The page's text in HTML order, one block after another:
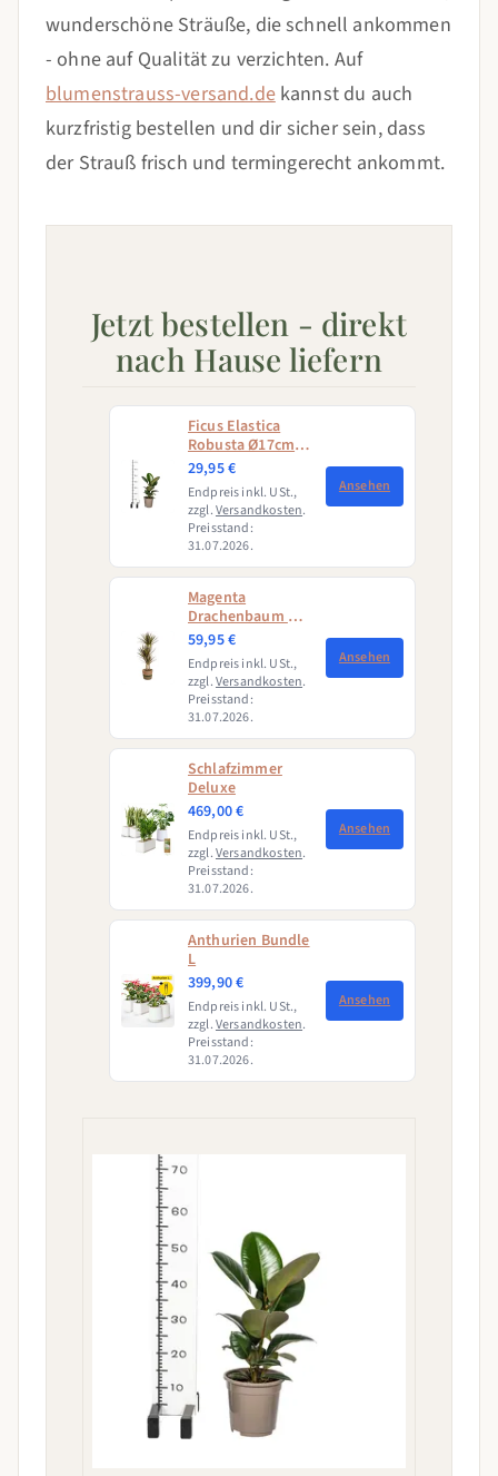
wunderschöne Sträuße, die schnell ankommen
- ohne auf Qualität zu verzichten. Auf
blumenstrauss-versand.dekannst du auch
kurzfristig bestellen und dir sicher sein, dass
der Strauß frisch und termingerecht ankommt.
Jetzt bestellen - direkt
nach Hause liefern
Ficus Elastica
Robusta Ø17cm -
↕50 - 60cm
29,95 €
Endpreis inkl. USt.,
zzgl.Versandkosten.
Preisstand:
31.07.2026.
Ansehen
Magenta
Drachenbaum mit
Korb (Dracaena
Marginata
Magenta)
59,95 €
Endpreis inkl. USt.,
zzgl.Versandkosten.
Preisstand:
31.07.2026.
Ansehen
Schlafzimmer
Deluxe
469,00 €
Endpreis inkl. USt.,
zzgl.Versandkosten.
Preisstand:
31.07.2026.
Ansehen
Anthurien Bundle
L
399,90 €
Endpreis inkl. USt.,
zzgl.Versandkosten.
Preisstand:
31.07.2026.
Ansehen